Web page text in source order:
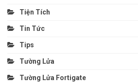
Tiện Tích
Tin Tức
Tips
Tường Lửa
Tường Lửa Fortigate